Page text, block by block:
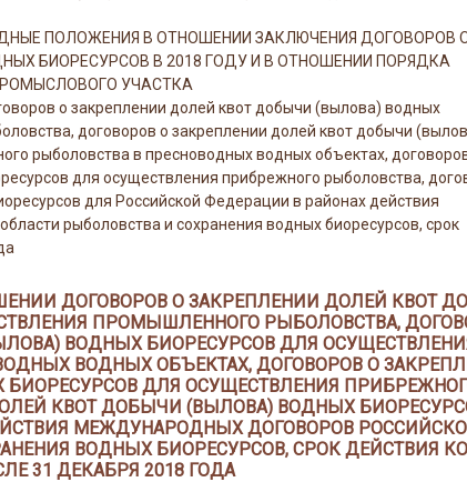
ПОЛОЖЕНИЯ В ОТНОШЕНИИ ЗАКЛЮЧЕНИЯ ДОГОВОРОВ
БИОРЕСУРСОВ В 2018 ГОДУ И В ОТНОШЕНИИ ПОРЯДКА
УЧАСТКА
о закреплении долей квот добычи (вылова) водных
договоров о закреплении долей квот добычи
рыболовства в пресноводных водных объектах,
для осуществления прибрежного рыболовства,
для Российской Федерации в районах действия
рыболовства и сохранения водных биоресурсов, срок
ДОГОВОРОВ О ЗАКРЕПЛЕНИИ ДОЛЕЙ КВОТ
ПРОМЫШЛЕННОГО РЫБОЛОВСТВА,
ВОДНЫХ БИОРЕСУРСОВ ДЛЯ
ВОДНЫХ ОБЪЕКТАХ, ДОГОВОРОВ О
ДЛЯ ОСУЩЕСТВЛЕНИЯ
КВОТ ДОБЫЧИ (ВЫЛОВА) ВОДНЫХ
МЕЖДУНАРОДНЫХ ДОГОВОРОВ
ВОДНЫХ БИОРЕСУРСОВ, СРОК ДЕЙСТВИЯ
31 ДЕКАБРЯ 2018 ГОДА